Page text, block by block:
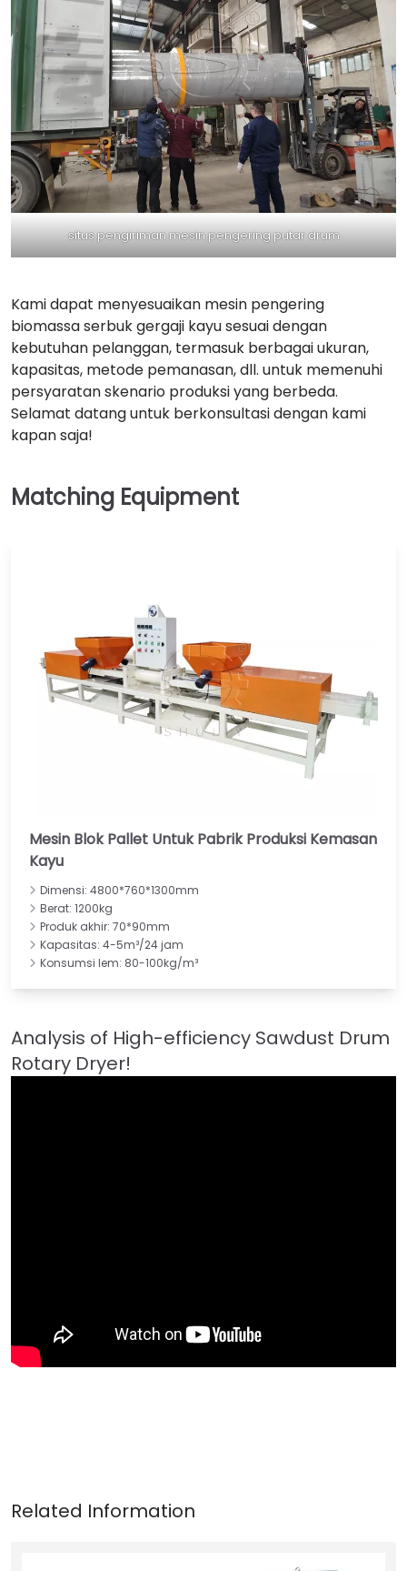
situs pengiriman mesin pengering putar drum
Kami dapat menyesuaikan mesin pengering
biomassa serbuk gergaji kayu sesuai dengan
kebutuhan pelanggan, termasuk berbagai ukuran,
kapasitas, metode pemanasan, dll. untuk memenuhi
persyaratan skenario produksi yang berbeda.
Selamat datang untuk berkonsultasi dengan kami
kapan saja!
Mesin Blok Pallet Untuk Pabrik Produksi Kemasan
Kayu
Dimensi: 4800*760*1300mm
Berat: 1200kg
Produk akhir: 70*90mm
Kapasitas: 4-5m³/24 jam
Konsumsi lem: 80-100kg/m³